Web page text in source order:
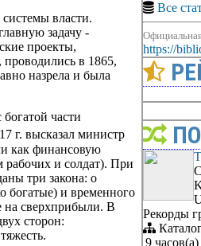
власти.
задачу -
проекты,
в 1865,
назрела и была
части
г. высказал министр
как финансовую
рабочих и солдат). При
три закона: о
богатые) и временного
на сверхприбыли. В
сторон:
Все
https://
Рекорды
9 часов(а)